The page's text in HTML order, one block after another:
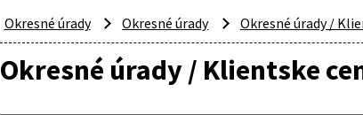
Okresné úrady Okresné úrady Okresné úrady /
Okresné úrady / Klientske